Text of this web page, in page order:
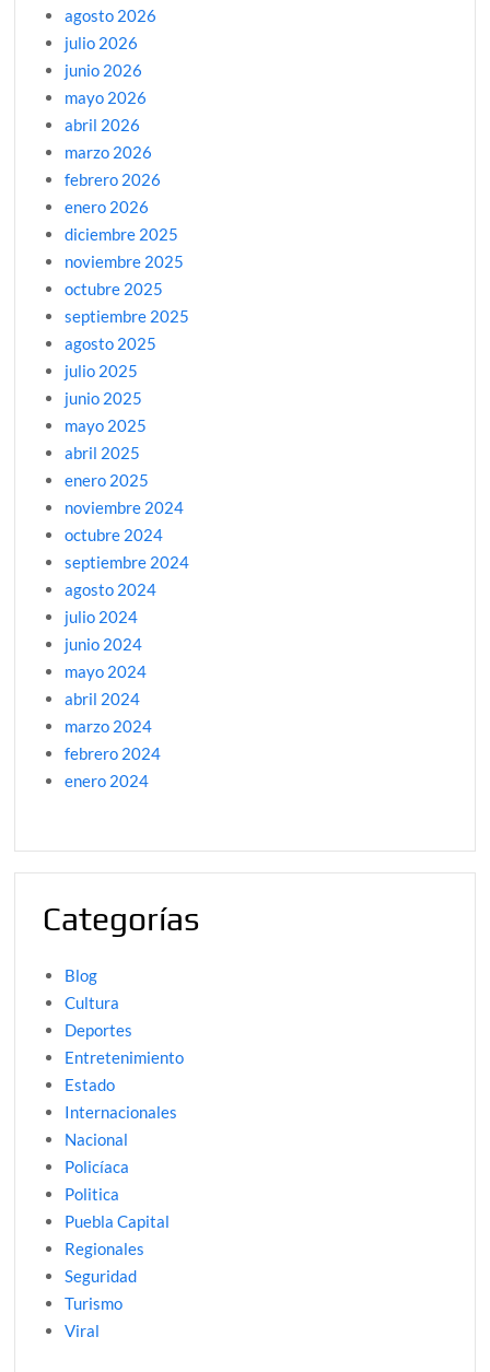
agosto 2026
julio 2026
junio 2026
mayo 2026
abril 2026
marzo 2026
febrero 2026
enero 2026
diciembre 2025
noviembre 2025
octubre 2025
septiembre 2025
agosto 2025
julio 2025
junio 2025
mayo 2025
abril 2025
enero 2025
noviembre 2024
octubre 2024
septiembre 2024
agosto 2024
julio 2024
junio 2024
mayo 2024
abril 2024
marzo 2024
febrero 2024
enero 2024
Categorías
Blog
Cultura
Deportes
Entretenimiento
Estado
Internacionales
Nacional
Policíaca
Politica
Puebla Capital
Regionales
Seguridad
Turismo
Viral